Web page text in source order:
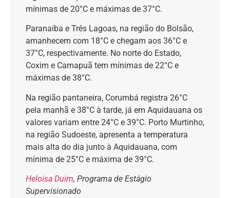
mínimas de 20°C e máximas de 37°C.
Paranaíba e Três Lagoas, na região do Bolsão,
amanhecem com 18°C e chegam aos 36°C e
37°C, respectivamente. No norte do Estado,
Coxim e Camapuã tem mínimas de 22°C e
máximas de 38°C.
Na região pantaneira, Corumbá registra 26°C
pela manhã e 38°C à tarde, já em Aquidauana os
valores variam entre 24°C e 39°C. Porto Murtinho,
na região Sudoeste, apresenta a temperatura
mais alta do dia junto à Aquidauana, com
mínima de 25°C e máxima de 39°C.
Heloisa Duim, Programa de Estágio
Supervisionado